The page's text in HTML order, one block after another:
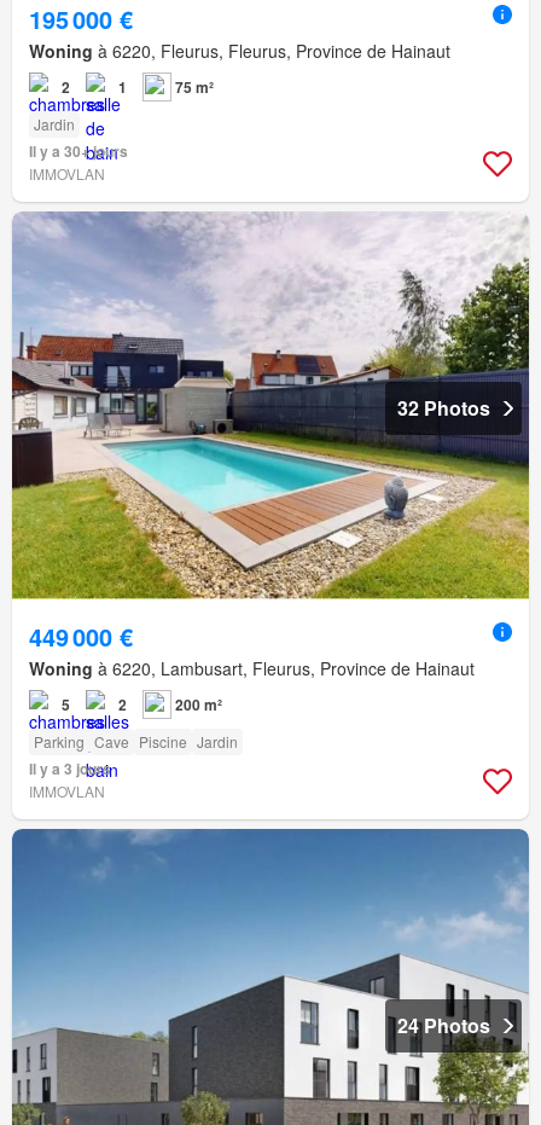
195 000 €
Woning à 6220, Fleurus, Fleurus, Province de Hainaut
2 1 75 m²
Jardin
Il y a 30+ jours
IMMOVLAN
32 Photos
449 000 €
Woning à 6220, Lambusart, Fleurus, Province de Hainaut
5 2 200 m²
Parking Cave Piscine Jardin
Il y a 3 jours
IMMOVLAN
24 Photos